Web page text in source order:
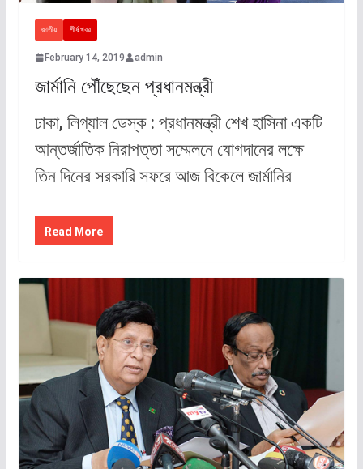
জাতীয় শীর্ষ খবর
February 14, 2019 admin
জার্মানি পৌঁছেছেন প্রধানমন্ত্রী
ঢাকা, লিগ্যাল ডেস্ক : প্রধানমন্ত্রী শেখ হাসিনা একটি
আন্তর্জাতিক নিরাপত্তা সম্মেলনে যোগদানের লক্ষে
তিন দিনের সরকারি সফরে আজ বিকেলে জার্মানির
Read More